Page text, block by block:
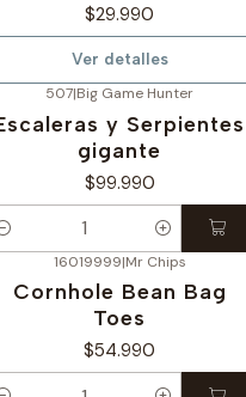
$29.990
Ver detalles
507|Big Game Hunter
y Serpientes
gigante
$99.990
16019999|Mr Chips
Cornhole Bean Bag
Toes
$54.990